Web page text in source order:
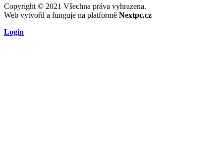
Copyright © 2021 Všechna práva vyhrazena.
Web vytvořil a funguje na platformě Nextpc.cz
Login